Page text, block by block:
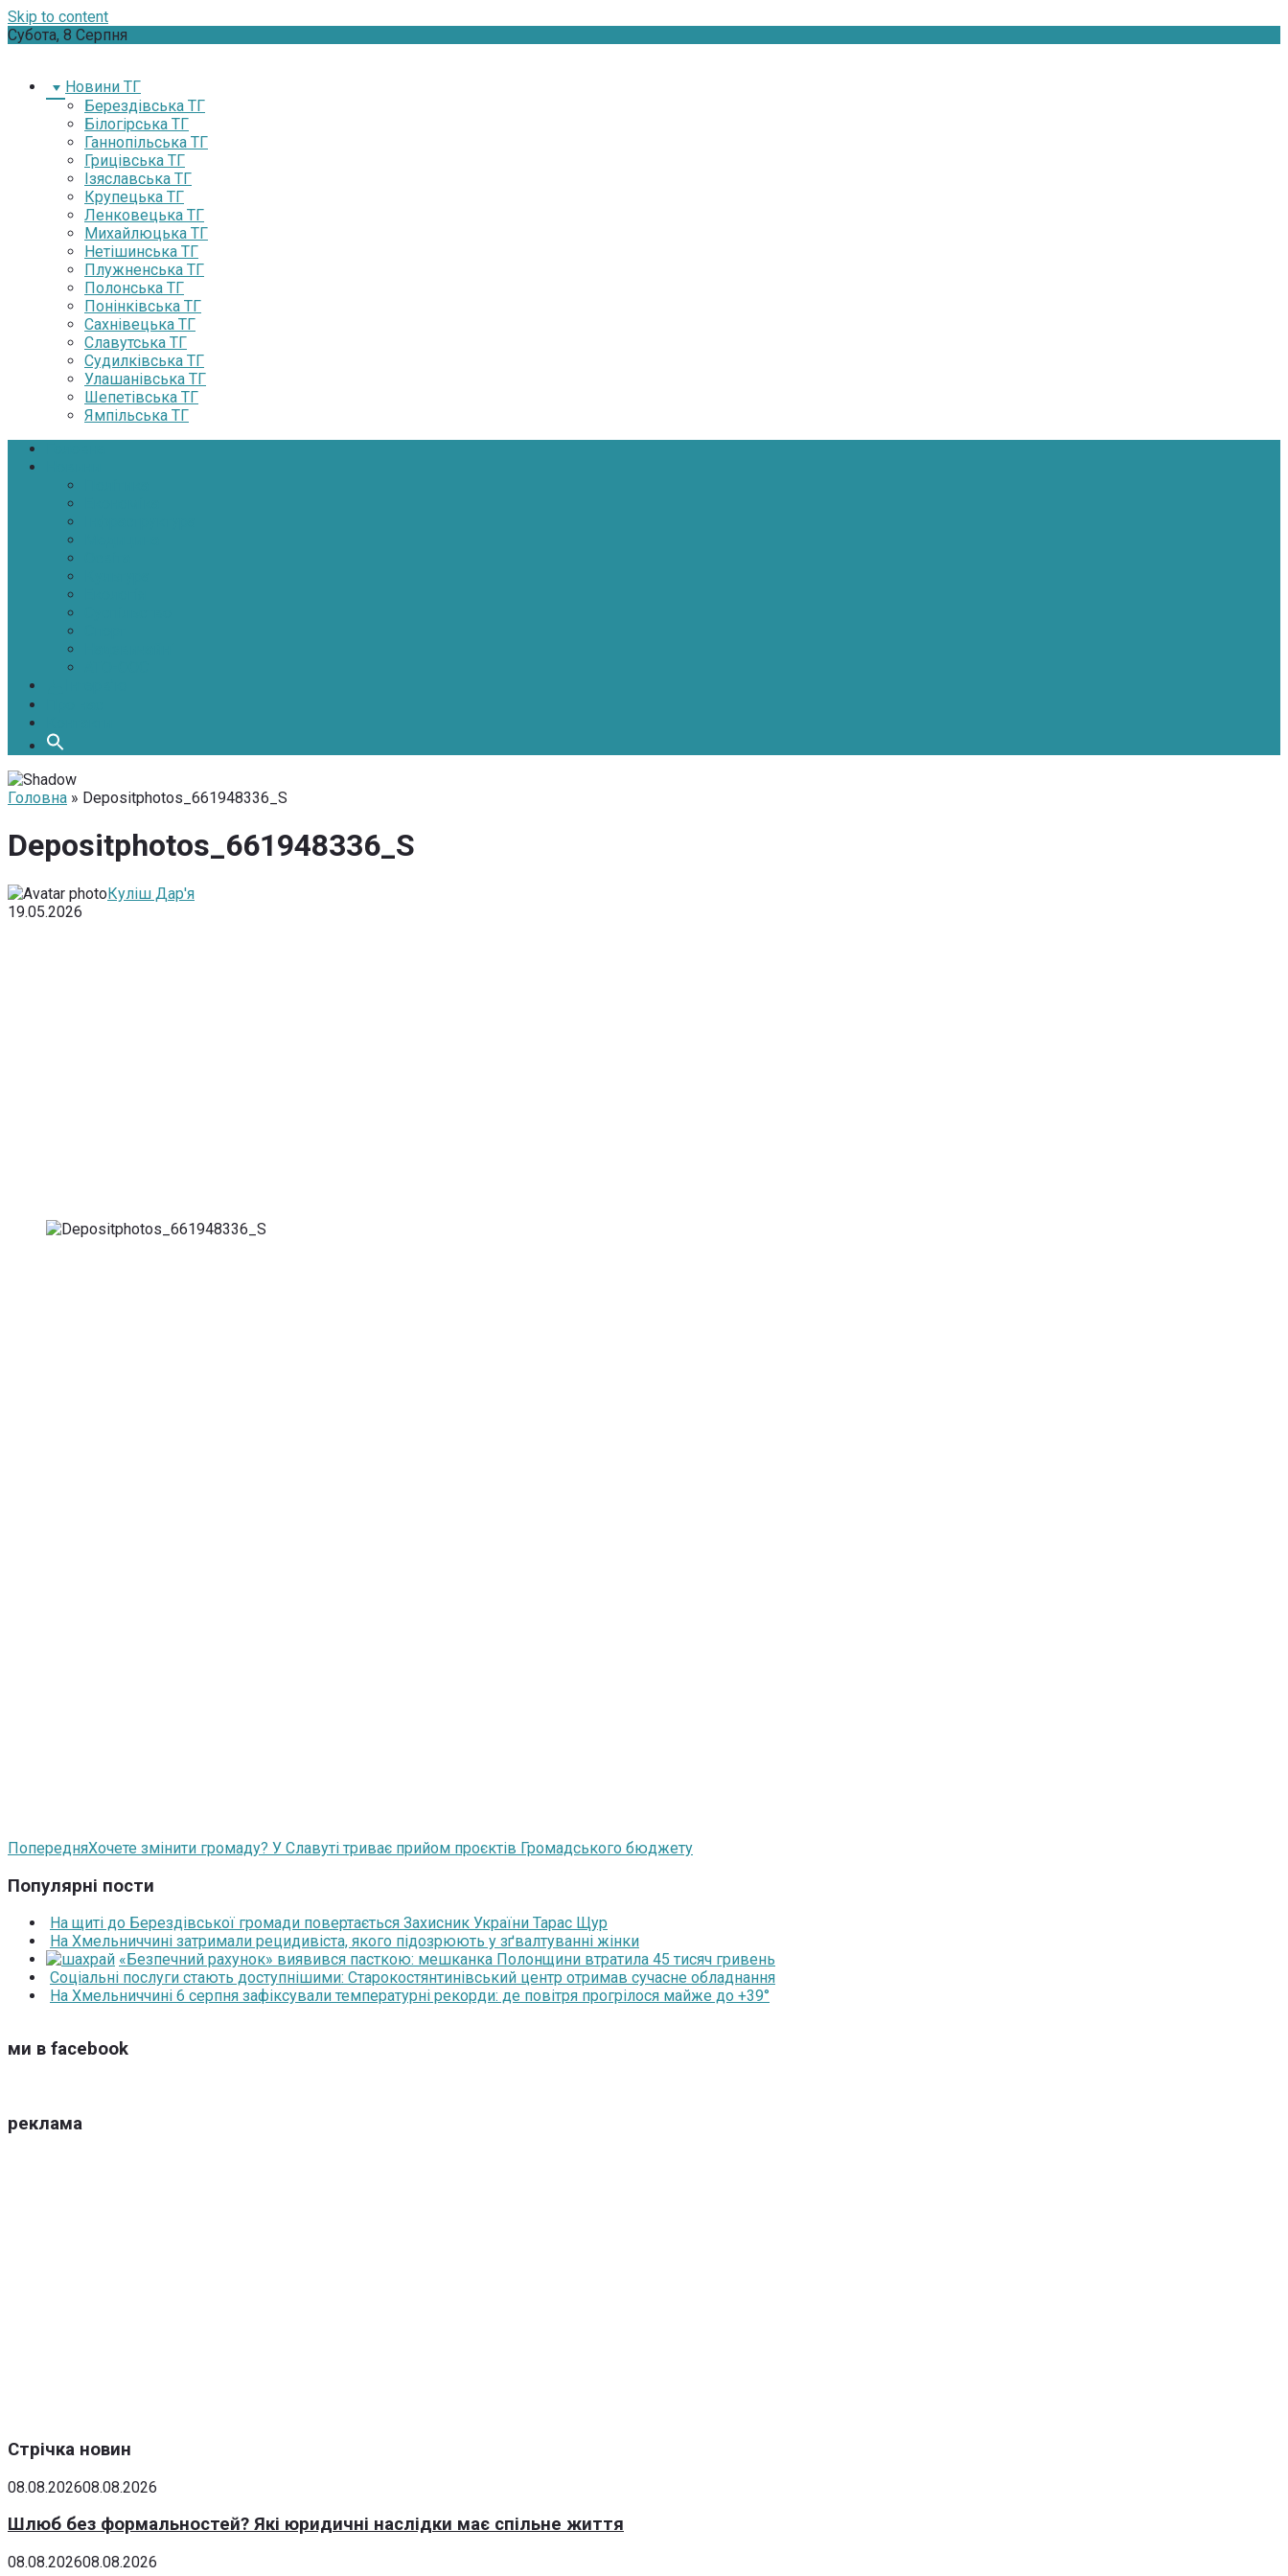
Skip to content
Субота, 8 Серпня
Новини ТГ
Берездівська ТГ
Білогірська ТГ
Ганнопільська ТГ
Грицівська ТГ
Ізяславська ТГ
Крупецька ТГ
Ленковецька ТГ
Михайлюцька ТГ
Нетішинська ТГ
Плужненська ТГ
Полонська ТГ
Понінківська ТГ
Сахнівецька ТГ
Славутська ТГ
Судилківська ТГ
Улашанівська ТГ
Шепетівська ТГ
Ямпільська ТГ
Головна » Depositphotos_661948336_S
Depositphotos_661948336_S
Куліш Дар'я
19.05.2026
ПопередняХочете змінити громаду? У Славуті триває прийом проєктів Громадського бюджету
Популярні пости
На щиті до Берездівської громади повертається Захисник України Тарас Щур
На Хмельниччині затримали рецидивіста, якого підозрюють у зґвалтуванні жінки
«Безпечний рахунок» виявився пасткою: мешканка Полонщини втратила 45 тисяч гривень
Соціальні послуги стають доступнішими: Старокостянтинівський центр отримав сучасне обладнання
На Хмельниччині 6 серпня зафіксували температурні рекорди: де повітря прогрілося майже до +39°
ми в facebook
реклама
Стрічка новин
08.08.202608.08.2026
Шлюб без формальностей? Які юридичні наслідки має спільне життя
08.08.202608.08.2026